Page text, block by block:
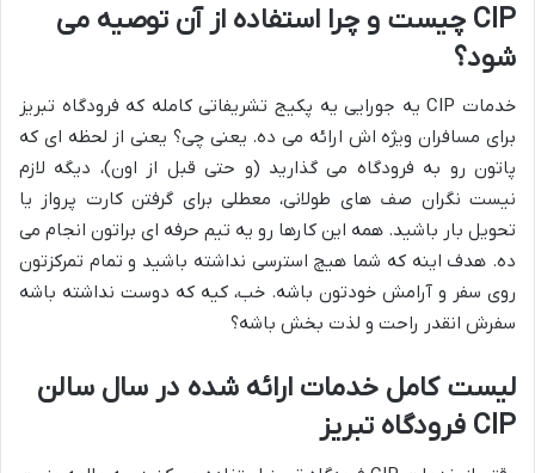
CIP چیست و چرا استفاده از آن توصیه می
شود؟
خدمات CIP یه جورایی یه پکیج تشریفاتی کامله که فرودگاه تبریز
برای مسافران ویژه اش ارائه می ده. یعنی چی؟ یعنی از لحظه ای که
پاتون رو به فرودگاه می گذارید (و حتی قبل از اون)، دیگه لازم
نیست نگران صف های طولانی، معطلی برای گرفتن کارت پرواز یا
تحویل بار باشید. همه این کارها رو یه تیم حرفه ای براتون انجام می
ده. هدف اینه که شما هیچ استرسی نداشته باشید و تمام تمرکزتون
روی سفر و آرامش خودتون باشه. خب، کیه که دوست نداشته باشه
سفرش انقدر راحت و لذت بخش باشه؟
لیست کامل خدمات ارائه شده در سال سالن
CIP فرودگاه تبریز